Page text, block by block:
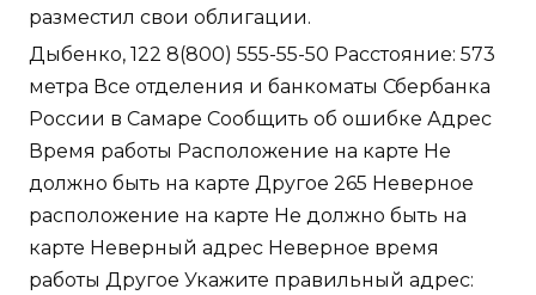
разместил свои облигации.
Дыбенко, 122 8(800) 555-55-50 Расстояние: 573
метра Все отделения и банкоматы Сбербанка
России в Самаре Сообщить об ошибке Адрес
Время работы Расположение на карте Не
должно быть на карте Другое 265 Неверное
расположение на карте Не должно быть на
карте Неверный адрес Неверное время
работы Другое Укажите правильный адрес: